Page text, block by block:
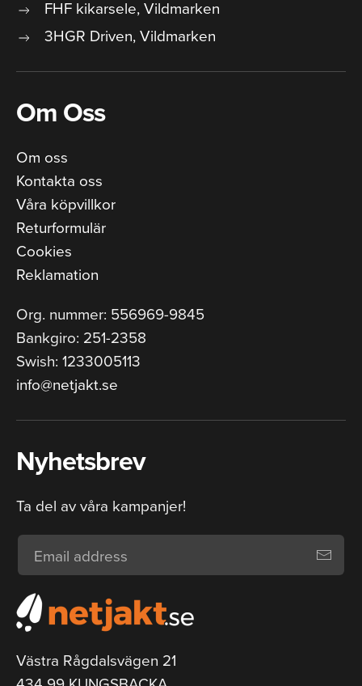
FHF kikarsele, Vildmarken
3HGR Driven, Vildmarken
Om Oss
Om oss
Kontakta oss
Våra köpvillkor
Returformulär
Cookies
Reklamation
Org. nummer: 556969-9845
Bankgiro: 251-2358
Swish: 1233005113
info@netjakt.se
Nyhetsbrev
Ta del av våra kampanjer!
Västra Rågdalsvägen 21